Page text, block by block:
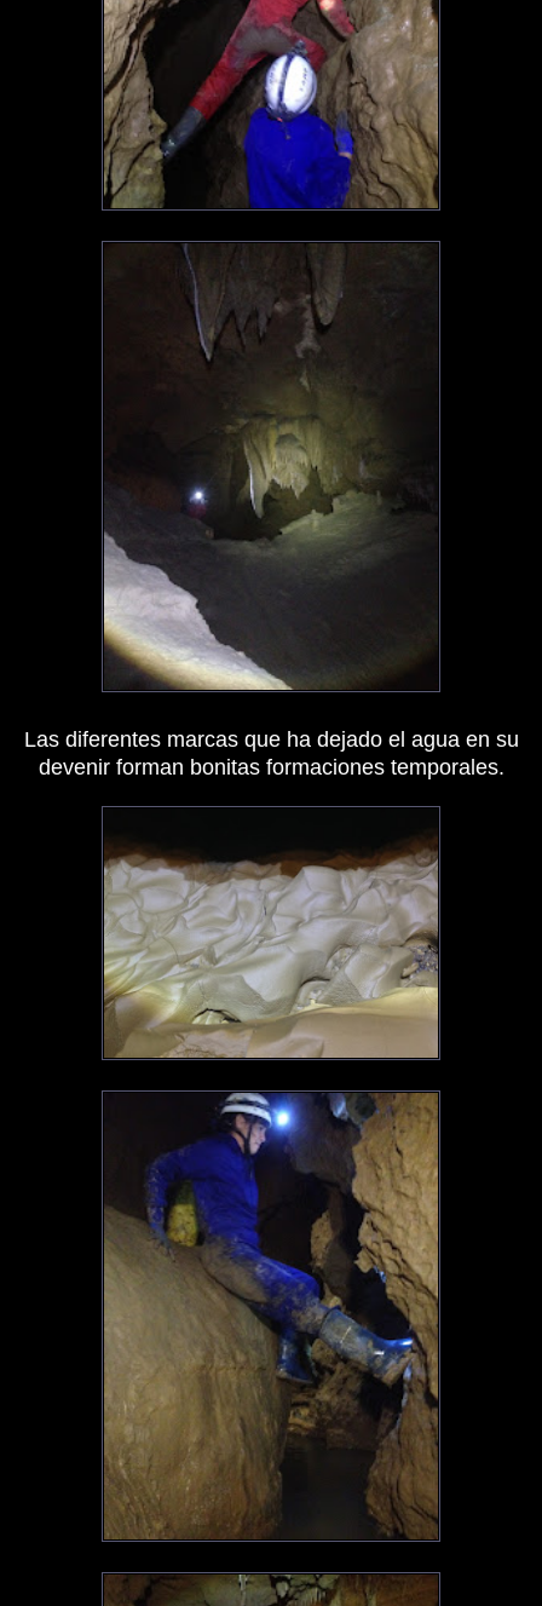
Las diferentes marcas que ha dejado el agua en su
devenir forman bonitas formaciones temporales.